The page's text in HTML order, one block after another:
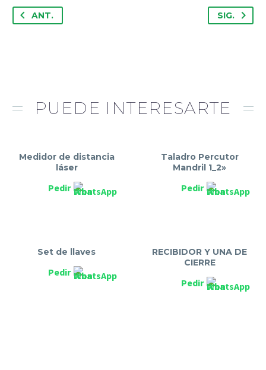
ANT. SIG.
PUEDE INTERESARTE
Medidor de distancia
láser
Pedir
Taladro Percutor
Mandril 1_2»
Pedir
Set de llaves
Pedir
RECIBIDOR Y UNA DE
CIERRE
Pedir